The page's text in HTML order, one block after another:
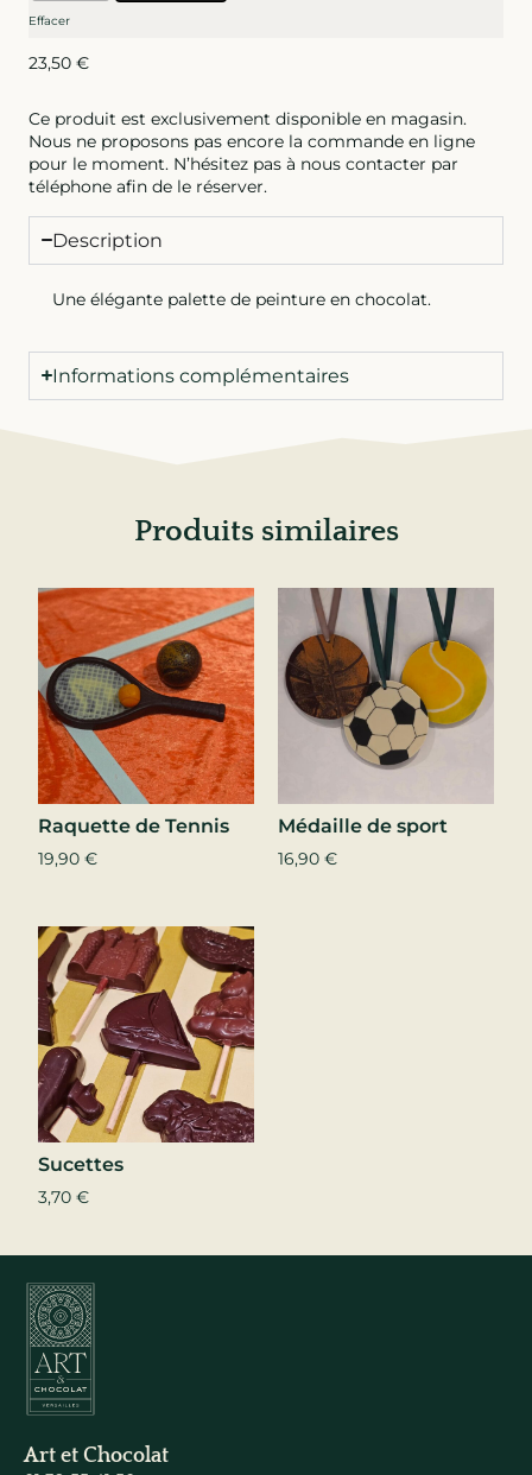
Effacer
23,50 €
Ce produit est exclusivement disponible en magasin.
Nous ne proposons pas encore la commande en ligne
pour le moment. N’hésitez pas à nous contacter par
téléphone afin de le réserver.
Description
Une élégante palette de peinture en chocolat.
Informations complémentaires
Produits similaires
Raquette de Tennis
19,90 €
Médaille de sport
16,90 €
Sucettes
3,70 €
Art et Chocolat